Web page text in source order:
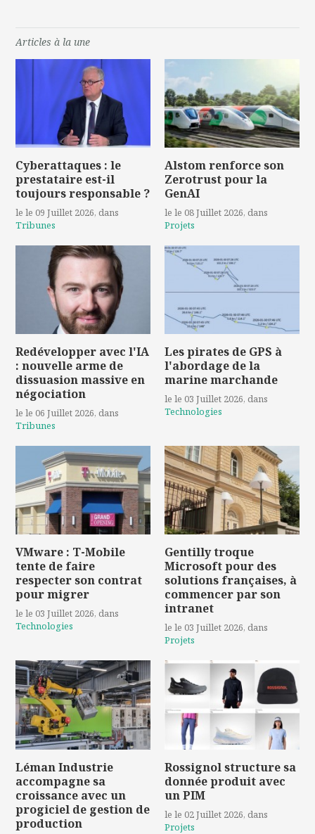
Articles à la une
Cyberattaques : le
prestataire est-il
toujours responsable ?
le le 09 Juillet 2026, dans
Tribunes
Alstom renforce son
Zerotrust pour la
GenAI
le le 08 Juillet 2026, dans
Projets
Redévelopper avec l'IA
: nouvelle arme de
dissuasion massive en
négociation
le le 06 Juillet 2026, dans
Tribunes
Les pirates de GPS à
l'abordage de la
marine marchande
le le 03 Juillet 2026, dans
Technologies
VMware : T-Mobile
tente de faire
respecter son contrat
pour migrer
le le 03 Juillet 2026, dans
Technologies
Gentilly troque
Microsoft pour des
solutions françaises, à
commencer par son
intranet
le le 03 Juillet 2026, dans
Projets
Léman Industrie
accompagne sa
croissance avec un
progiciel de gestion de
production
Rossignol structure sa
donnée produit avec
un PIM
le le 02 Juillet 2026, dans
Projets